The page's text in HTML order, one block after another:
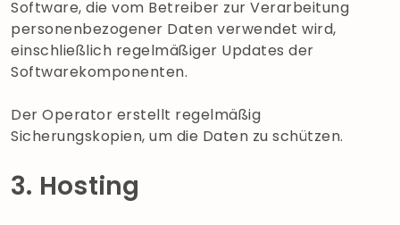
Software, die vom Betreiber zur Verarbeitung
personenbezogener Daten verwendet wird,
einschließlich regelmäßiger Updates der
Softwarekomponenten.
Der Operator erstellt regelmäßig
Sicherungskopien, um die Daten zu schützen.
3. Hosting